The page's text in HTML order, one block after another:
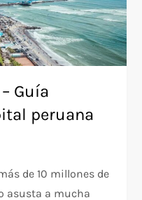
Guía
peruana
de 10 millones de
asusta a mucha